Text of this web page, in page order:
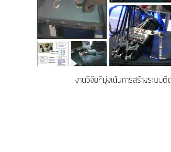
งานวิจัยที่มุ่งเน้นการสร้างระบบ